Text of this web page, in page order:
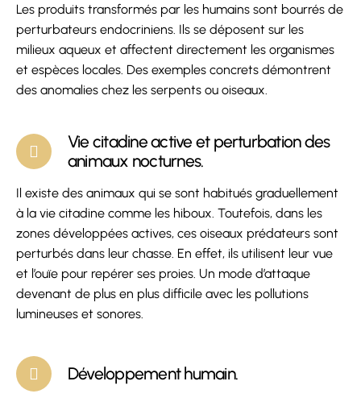
Les produits transformés par les humains sont bourrés de
perturbateurs endocriniens. Ils se déposent sur les
milieux aqueux et affectent directement les organismes
et espèces locales. Des exemples concrets démontrent
des anomalies chez les serpents ou oiseaux.
Vie citadine active et perturbation des
animaux nocturnes.
Il existe des animaux qui se sont habitués graduellement
à la vie citadine comme les hiboux. Toutefois, dans les
zones développées actives, ces oiseaux prédateurs sont
perturbés dans leur chasse. En effet, ils utilisent leur vue
et l’ouïe pour repérer ses proies. Un mode d’attaque
devenant de plus en plus difficile avec les pollutions
lumineuses et sonores.
Développement humain.